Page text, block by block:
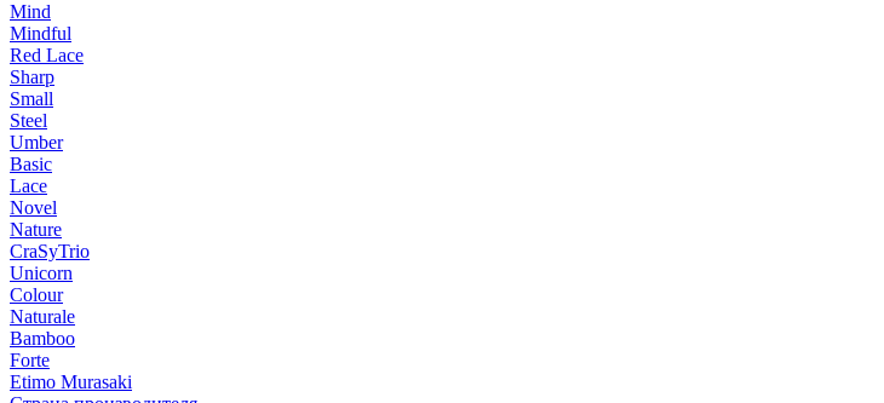
Mind
Mindful
Red Lace
Sharp
Small
Steel
Umber
Basic
Lace
Novel
Nature
CraSyTrio
Unicorn
Colour
Naturale
Bamboo
Forte
Etimo Murasaki